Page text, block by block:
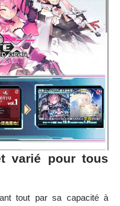
varié pour tous
tout par sa capacité à